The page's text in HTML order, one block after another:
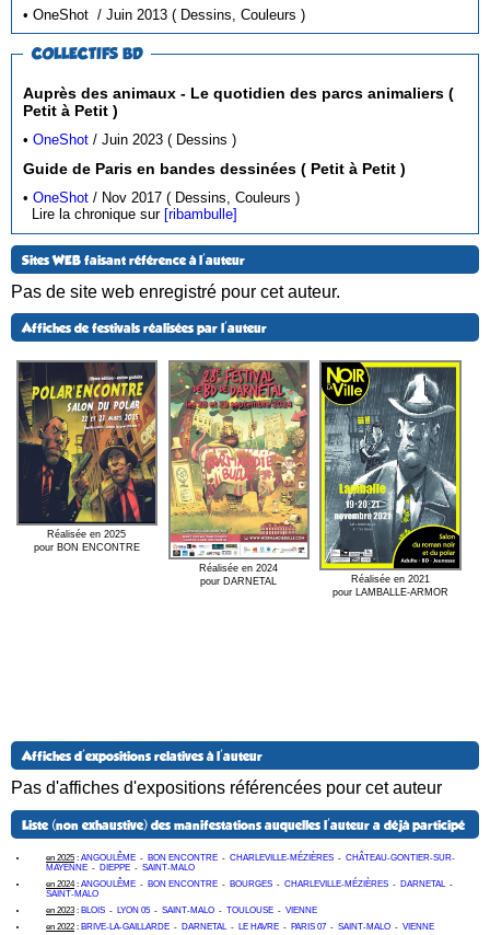
• OneShot / Juin 2013 ( Dessins, Couleurs )
COLLECTIFS BD
Auprès des animaux - Le quotidien des parcs animaliers (
Petit à Petit )
•OneShot / Juin 2023 ( Dessins )
Guide de Paris en bandes dessinées ( Petit à Petit )
•OneShot
/ Nov 2017 ( Dessins, Couleurs )
Lire la chronique sur [ribambulle]
Sites WEB faisant référence à l'auteur
Pas de site web enregistré pour cet auteur.
Affiches de festivals réalisées par l'auteur
Réalisée en 2025
pour BON ENCONTRE
Réalisée en 2024
pour DARNETAL
Réalisée en 2021
pour LAMBALLE-ARMOR
Affiches d'expositions relatives à l'auteur
Pas d'affiches d'expositions référencées pour cet auteur
Liste (non exhaustive) des manifestations auquelles l'auteur a déjà participé
en 2025 : ANGOULÊME - BON ENCONTRE - CHARLEVILLE-MÉZIÈRES - CHÂTEAU-GONTIER-SUR-
MAYENNE - DIEPPE - SAINT-MALO
en 2024: ANGOULÊME - BON ENCONTRE - BOURGES - CHARLEVILLE-MÉZIÈRES - DARNETAL-
SAINT-MALO
en 2023 : BLOIS - LYON 05 - SAINT-MALO - TOULOUSE - VIENNE
en 2022 : BRIVE-LA-GAILLARDE - DARNETAL- LE HAVRE - PARIS 07 - SAINT-MALO - VIENNE